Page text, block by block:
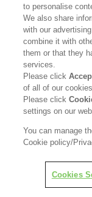
ご返信で
ファク
to personalise
We also share
with our
combine it with
them or that they
services.
Please click
of all of our
Please click
settings on our
You can manage
Cookie policy/
Cookies